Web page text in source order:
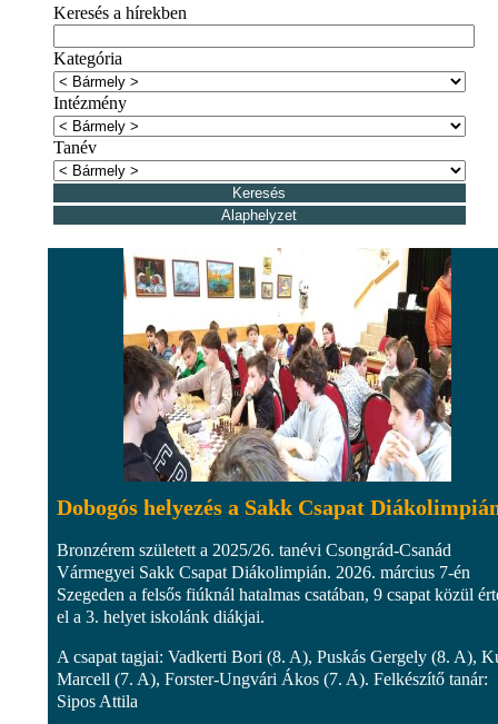
Keresés a hírekben
Kategória
Intézmény
Tanév
Dobogós helyezés a Sakk Csapat
Bronzérem született a 2025/26. tanévi Csongrád-Csanád
Vármegyei Sakk Csapat Diákolimpián. 2026. március 7-én
Szegeden a felsős fiúknál hatalmas csatában, 9 csapat közül
el a 3. helyet iskolánk diákjai.
A csapat tagjai: Vadkerti Bori (8. A), Puskás Gergely (8. A),
Marcell (7. A), Forster-Ungvári Ákos (7. A). Felkészítő tanár:
Sipos Attila